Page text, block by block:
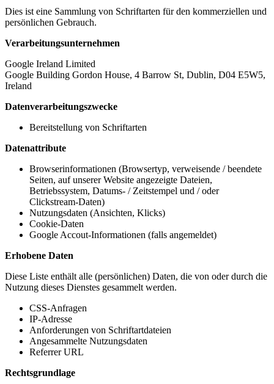
Dies ist eine Sammlung von Schriftarten für den kommerziellen und
persönlichen Gebrauch.
Verarbeitungsunternehmen
Google Ireland Limited
Google Building Gordon House, 4 Barrow St, Dublin, D04 E5W5,
Ireland
Datenverarbeitungszwecke
Bereitstellung von Schriftarten
Datenattribute
Browserinformationen (Browsertyp, verweisende / beendete
Seiten, auf unserer Website angezeigte Dateien,
Betriebssystem, Datums- / Zeitstempel und / oder
Clickstream-Daten)
Nutzungsdaten (Ansichten, Klicks)
Cookie-Daten
Google Accout-Informationen (falls angemeldet)
Erhobene Daten
Diese Liste enthält alle (persönlichen) Daten, die von oder durch die
Nutzung dieses Dienstes gesammelt werden.
CSS-Anfragen
IP-Adresse
Anforderungen von Schriftartdateien
Angesammelte Nutzungsdaten
Referrer URL
Rechtsgrundlage